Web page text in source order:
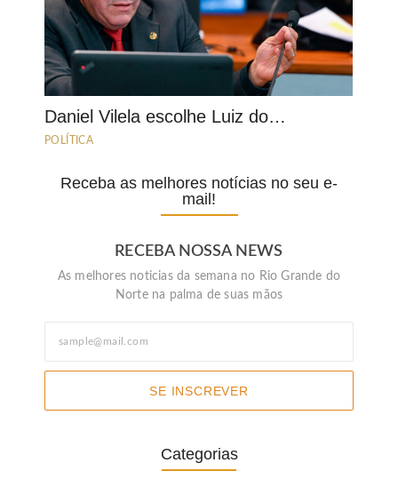
Daniel Vilela escolhe Luiz do…
POLÍTICA
Receba as melhores notícias no seu e-
mail!
RECEBA NOSSA NEWS
As melhores noticias da semana no Rio Grande do
Norte na palma de suas mãos
SE INSCREVER
Categorias